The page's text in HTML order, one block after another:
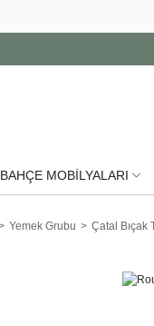
BAHÇE MOBİLYALARI
Yemek Grubu Çatal Bıçak